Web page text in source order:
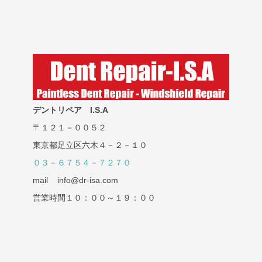
デントリペア I.S.A
〒１２１－００５２
東京都足立区六木４－２－１０
０３－６７５４－７２７０
mail info@dr-isa.com
営業時間１０：００～１９：００